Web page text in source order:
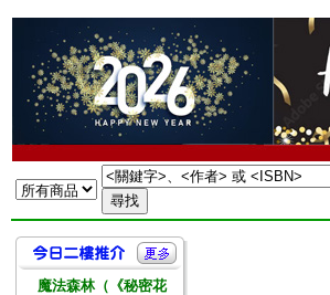
魔法森林（《秘密花